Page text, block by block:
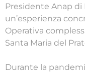
Presidente Anap
un’esperienza
Operativa
Santa Maria del
Durante la